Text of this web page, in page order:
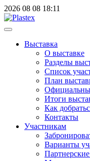
2026 08 08 18:11
Выставка
О выставке
Разделы
Список
План
Итоги
Как
Контакты
Участникам
Варианты